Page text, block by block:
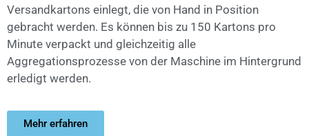
Versandkartons einlegt, die von Hand in Position
gebracht werden. Es können bis zu 150 Kartons pro
Minute verpackt und gleichzeitig alle
Aggregationsprozesse von der Maschine im Hintergrund
erledigt werden.
Mehr erfahren